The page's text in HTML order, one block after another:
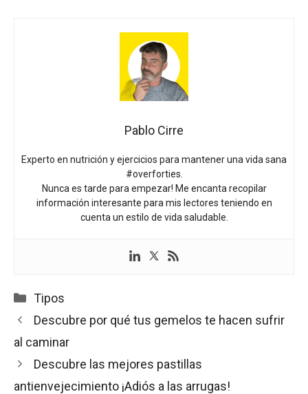
Pablo Cirre
Experto en nutrición y ejercicios para mantener una vida sana
#overforties.
Nunca es tarde para empezar! Me encanta recopilar
información interesante para mis lectores teniendo en
cuenta un estilo de vida saludable.
Categorías
Tipos
Descubre por qué tus gemelos te hacen sufrir
al caminar
Descubre las mejores pastillas
antienvejecimiento ¡Adiós a las arrugas!